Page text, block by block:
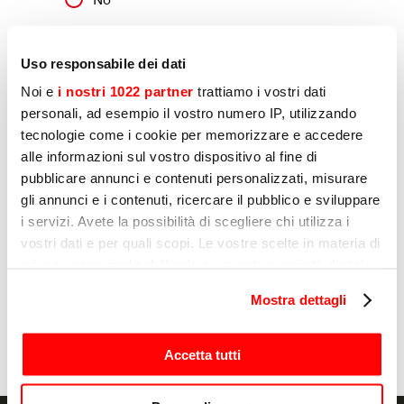
Uso responsabile dei dati
Noi e i nostri 1022 partner trattiamo i vostri dati
personali, ad esempio il vostro numero IP, utilizzando
tecnologie come i cookie per memorizzare e accedere
alle informazioni sul vostro dispositivo al fine di
pubblicare annunci e contenuti personalizzati, misurare
gli annunci e i contenuti, ricercare il pubblico e sviluppare
i servizi. Avete la possibilità di scegliere chi utilizza i
vostri dati e per quali scopi. Le vostre scelte in materia di
modificare o revocare il proprio consenso in qualsiasi
momento dalla Dichiarazione sui cookie o facendo clic
sull'icona di attivazione della privacy.
Mostra dettagli
Accetta tutti
Marketing
Declaro que consiento el tratamiento de mis
datos personales por parte de Sirman para la
elaboración de perfiles, tal y como se indica en
el apartado E) y F) de la Política de Privacidad
Sì
No